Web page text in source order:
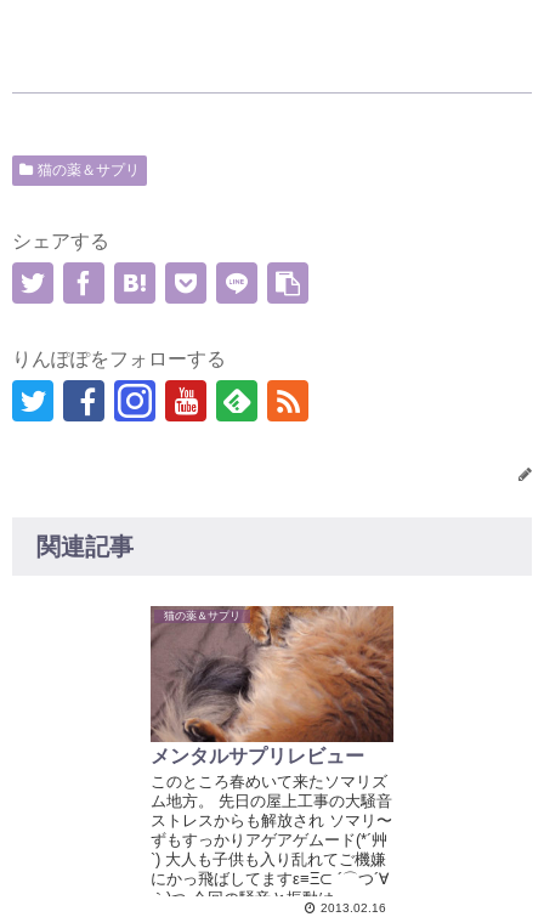
猫の薬＆サプリ
シェアする
りんぽぽをフォローする
関連記事
猫の薬＆サプリ
メンタルサプリレビュー
このところ春めいて来たソマリズ
ム地方。 先日の屋上工事の大騒音
ストレスからも解放され ソマリ〜
ずもすっかりアゲアゲムード(*´艸
`) 大人も子供も入り乱れてご機嫌
にかっ飛ばしてますε≡Ξ⊂ ´⌒つ´∀
｀)つ 今回の騒音と振動は、...
2013.02.16